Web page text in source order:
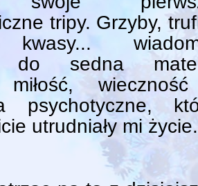
tripy. Grzyby,
kwasy...
do sedna
miłość,
psychotyczne,
utrudniały mi życie.